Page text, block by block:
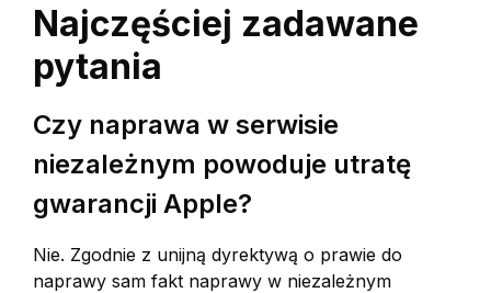
Najczęściej zadawane
pytania
Czy naprawa w serwisie
niezależnym powoduje utratę
gwarancji Apple?
Nie. Zgodnie z unijną dyrektywą o prawie do
naprawy sam fakt naprawy w niezależnym